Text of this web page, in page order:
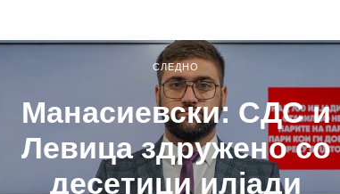
СЛЕДНО
Манасиевски: СДС и
Левица здружено со
десетици илјади